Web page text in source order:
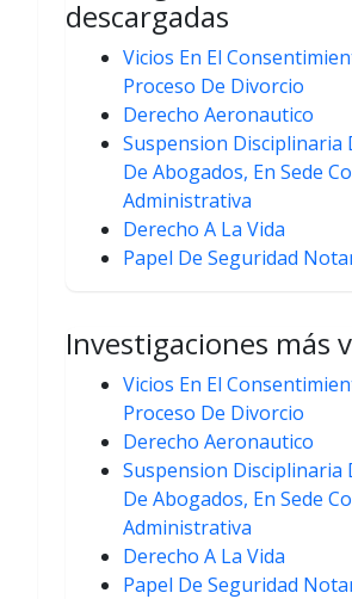
descargadas
Vicios En El
Proceso De Divorcio
Derecho Aeronautico
Suspension Disciplinaria
De Abogados, En Sede
Administrativa
Derecho A La Vida
Papel De Seguridad
Investigaciones más
Vicios En El
Proceso De Divorcio
Derecho Aeronautico
Suspension Disciplinaria
De Abogados, En Sede
Administrativa
Derecho A La Vida
Papel De Seguridad